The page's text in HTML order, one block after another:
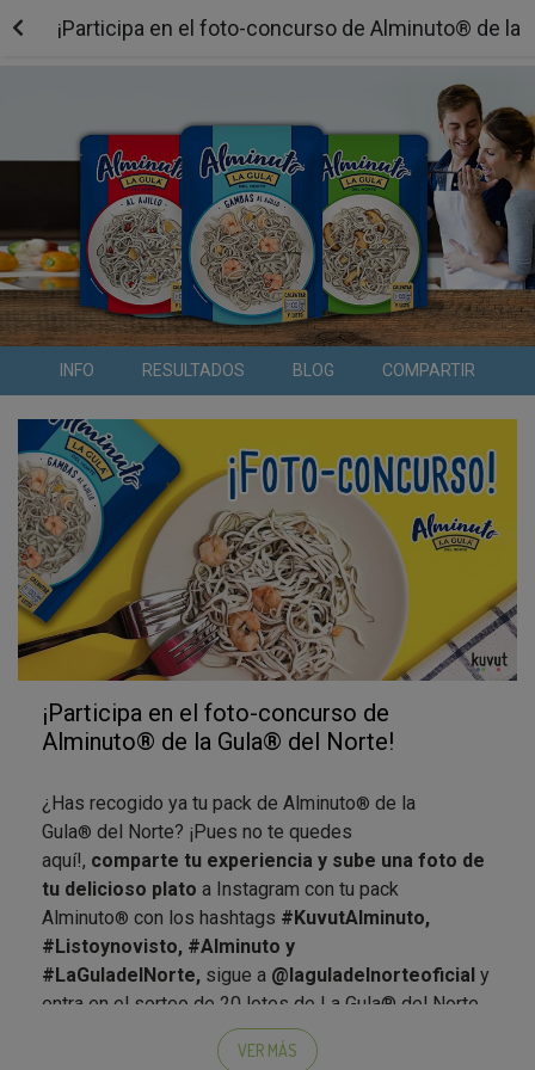
¡Participa en el foto-concurso de Alminuto® de la
INFO RESULTADOS BLOG COMPARTIR
¡Participa en el foto-concurso de
Alminuto® de la Gula® del Norte!
¿Has recogido ya tu pack de Alminuto® de la
Gula® del Norte? ¡Pues no te quedes
aquí!, comparte tu experiencia y sube una foto de
tu delicioso plato a Instagram con tu pack
Alminuto® con los hashtags #KuvutAlminuto,
#Listoynovisto, #Alminuto y
#LaGuladelNorte, sigue a @laguladelnorteoficial y
entra en el sorteo de 20 lotes de La Gula® del Norte
VER MÁS